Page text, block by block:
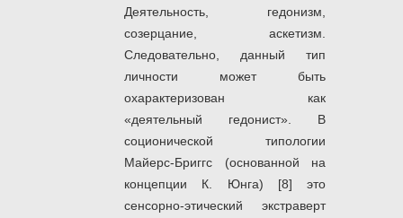
Деятельность, гедонизм,
созерцание, аскетизм.
Следовательно, данный тип
личности может быть
охарактеризован как
«деятельный гедонист». В
соционической типологии
Майерс-Бриггс (основанной на
концепции К. Юнга) [8] это
сенсорно-этический экстраверт